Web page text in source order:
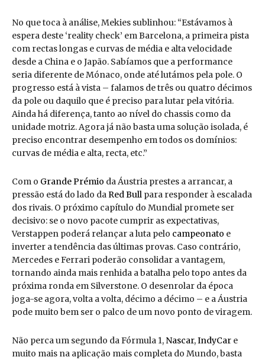
No que toca à análise, Mekies sublinhou: “Estávamos à
espera deste ‘reality check’ em Barcelona, a primeira pista
com rectas longas e curvas de média e alta velocidade
desde a China e o Japão. Sabíamos que a performance
seria diferente de Mónaco, onde até lutámos pela pole. O
progresso está à vista – falamos de três ou quatro décimos
da pole ou daquilo que é preciso para lutar pela vitória.
Ainda há diferença, tanto ao nível do chassis como da
unidade motriz. Agora já não basta uma solução isolada, é
preciso encontrar desempenho em todos os domínios:
curvas de média e alta, recta, etc.”
Com o Grande Prémio da Áustria prestes a arrancar, a
pressão está do lado daRed Bull para responder à escalada
dos rivais. O próximo capítulo do Mundial promete ser
decisivo: se o novo pacote cumprir as expectativas,
Verstappen poderá relançar a luta pelo campeonato e
inverter a tendência das últimas provas. Caso contrário,
Mercedes e Ferrari poderão consolidar a vantagem,
tornando ainda mais renhida a batalha pelo topo antes da
próxima ronda em Silverstone. O desenrolar da época
joga-se agora, volta a volta, décimo a décimo – e a Áustria
pode muito bem ser o palco de um novo ponto de viragem.
Não perca um segundo da Fórmula 1, Nascar,IndyCar e
muito mais na aplicação mais completa do Mundo, basta